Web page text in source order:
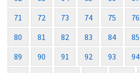
71
72 73 74 75 76
80
81 82 83 84 85
89
90 91 92 93 94